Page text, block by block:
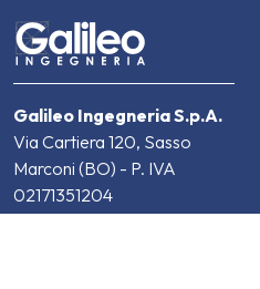
Galileo Ingegneria S.p.A.
Via Cartiera 120, Sasso
Marconi (BO) - P. IVA
02171351204
info@galileo-ingegneria.it/